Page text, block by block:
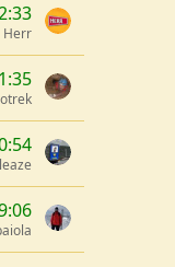
Herr